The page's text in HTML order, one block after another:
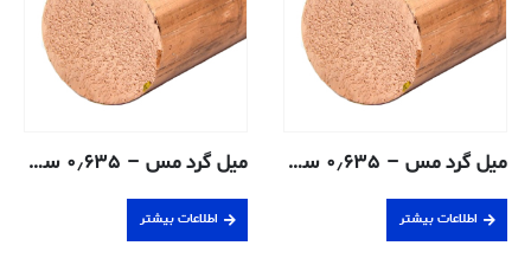
میل گرد مس – ۰٫۶۳۵ سانتی متر – ۱۱۰-H04
اطلاعات بیشتر
میل گرد مس – ۰٫۶۳۵ سانتی متر – ۱۴۵-H02
اطلاعات بیشتر